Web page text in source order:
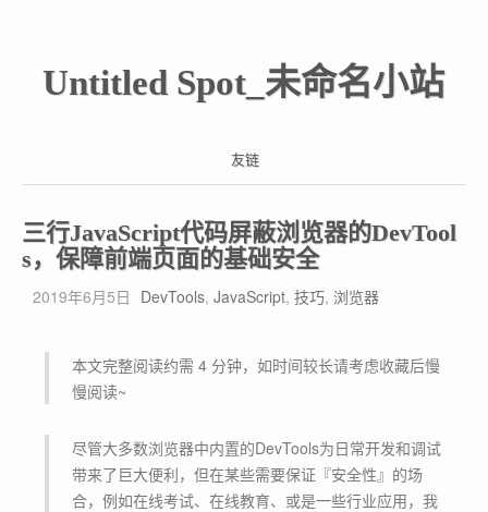
Untitled Spot_未命名小站
友链
三行JavaScript代码屏蔽浏览器的DevTool
s，保障前端页面的基础安全
2019年6月5日 DevTools, JavaScript, 技巧, 浏览器
本文完整阅读约需 4 分钟，如时间较长请考虑收藏后慢
慢阅读~
尽管大多数浏览器中内置的DevTools为日常开发和调试
带来了巨大便利，但在某些需要保证『安全性』的场
合，例如在线考试、在线教育、或是一些行业应用，我